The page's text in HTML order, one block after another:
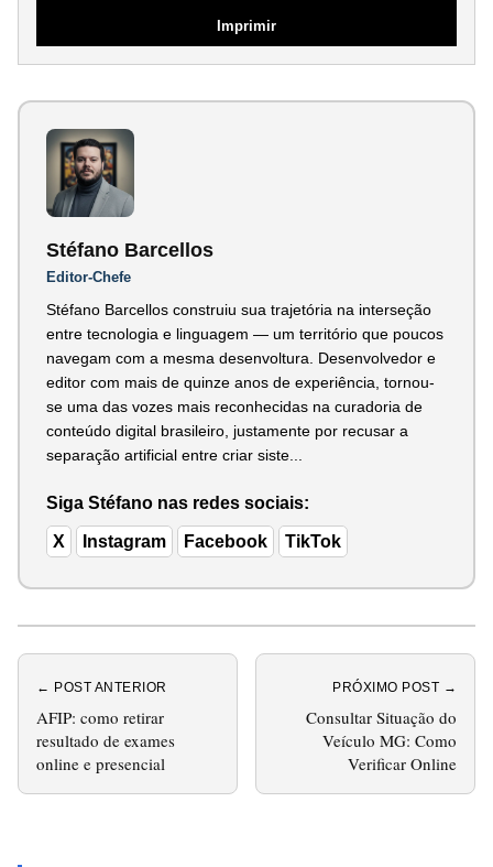
Imprimir
Stéfano Barcellos
Editor-Chefe
Stéfano Barcellos construiu sua trajetória na interseção
entre tecnologia e linguagem — um território que poucos
navegam com a mesma desenvoltura. Desenvolvedor e
editor com mais de quinze anos de experiência, tornou-
se uma das vozes mais reconhecidas na curadoria de
conteúdo digital brasileiro, justamente por recusar a
separação artificial entre criar siste...
Siga Stéfano nas redes sociais:
X Instagram Facebook TikTok
← POST ANTERIOR
AFIP: como retirar
resultado de exames
online e presencial
PRÓXIMO POST →
Consultar Situação do
Veículo MG: Como
Verificar Online